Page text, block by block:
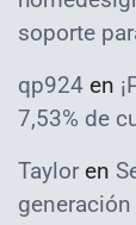
soporte
qp924 en
7,53% de
Taylor en